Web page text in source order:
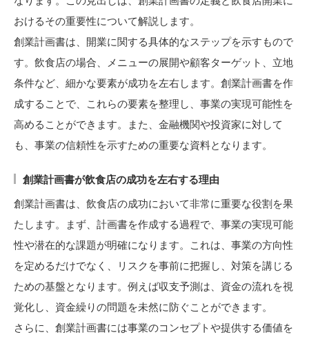
おけるその重要性について解説します。
創業計画書は、開業に関する具体的なステップを示すもので
す。飲食店の場合、メニューの展開や顧客ターゲット、立地
条件など、細かな要素が成功を左右します。創業計画書を作
成することで、これらの要素を整理し、事業の実現可能性を
高めることができます。また、金融機関や投資家に対して
も、事業の信頼性を示すための重要な資料となります。
創業計画書が飲食店の成功を左右する理由
創業計画書は、飲食店の成功において非常に重要な役割を果
たします。まず、計画書を作成する過程で、事業の実現可能
性や潜在的な課題が明確になります。これは、事業の方向性
を定めるだけでなく、リスクを事前に把握し、対策を講じる
ための基盤となります。例えば収支予測は、資金の流れを視
覚化し、資金繰りの問題を未然に防ぐことができます。
さらに、創業計画書には事業のコンセプトや提供する価値を